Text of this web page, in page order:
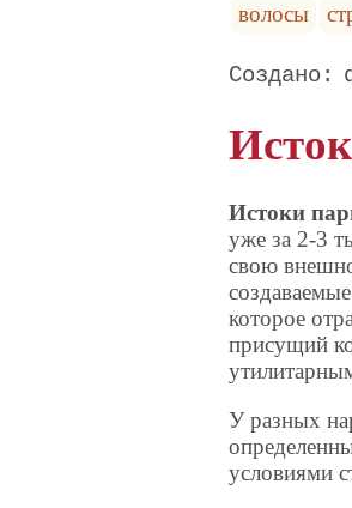
волосы
Истоки
уже за 2-3
свою
которое
присущий
У разных
условиями